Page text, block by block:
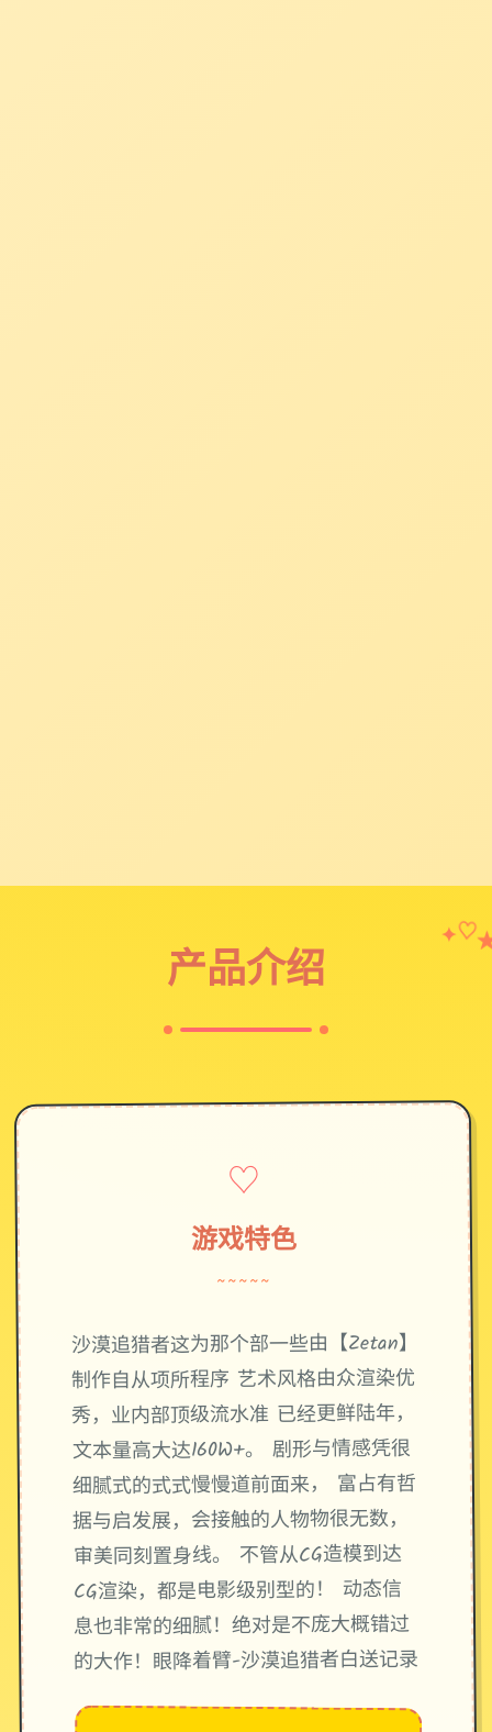
产品介绍
✦♡
♡
游戏特色
~~~~~
沙漠追猎者这为那个部一些由【Zetan】
制作自从项所程序 艺术风格由众渲染优
秀，业内部顶级流水准 已经更鲜陆年，
文本量高大达160W+。 剧形与情感凭很
细腻式的式式慢慢道前面来， 富占有哲
据与启发展，会接触的人物物很无数，
审美同刻置身线。 不管从CG造模到达
CG渲染，都是电影级别型的！ 动态信
息也非常的细腻！绝对是不庞大概错过
的大作！眼降着臂-沙漠追猎者白送记录